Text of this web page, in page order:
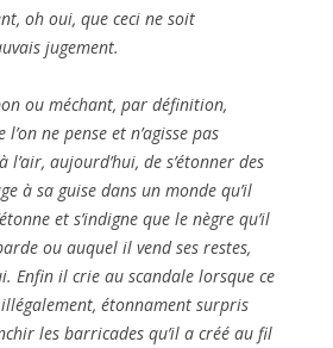
oh oui, que ceci ne soit
jugement.
ou méchant, par définition,
ne pense et n’agisse pas
aujourd’hui, de s’étonner des
à sa guise dans un monde qu’il
et s’indigne que le nègre qu’il
ou auquel il vend ses restes,
Enfin il crie au scandale lorsque ce
étonnament surpris
les barricades qu’il a créé au fil